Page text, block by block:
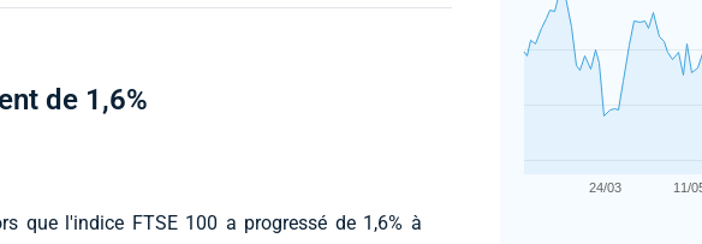
de 1,6%
que l'indice FTSE 100 a progressé de 1,6% à